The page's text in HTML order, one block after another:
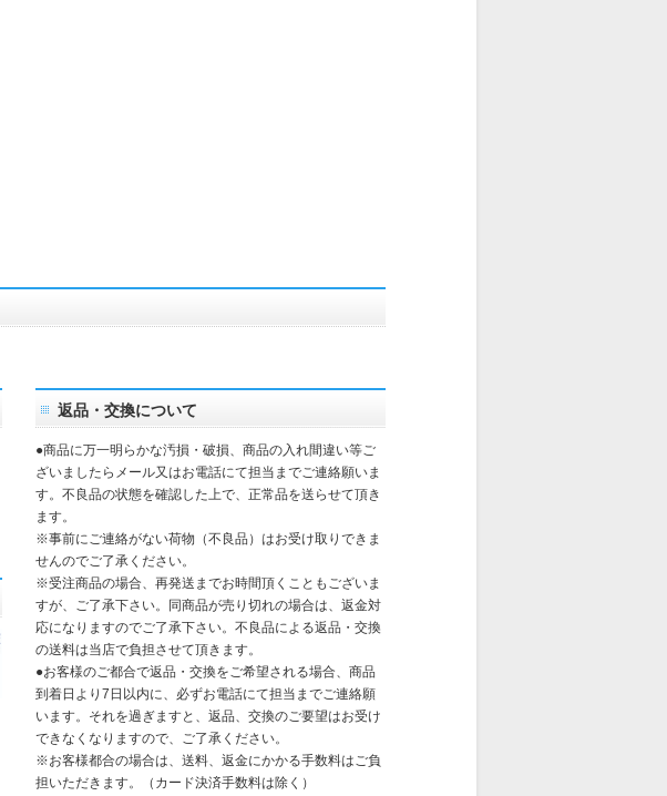
返品・交換について
●商品に万一明らかな汚損・破損、商品の入れ間違い等ご
ざいましたらメール又はお電話にて担当までご連絡願いま
す。不良品の状態を確認した上で、正常品を送らせて頂き
ます。
※事前にご連絡がない荷物（不良品）はお受け取りできま
せんのでご了承ください。
※受注商品の場合、再発送までお時間頂くこともございま
すが、ご了承下さい。同商品が売り切れの場合は、返金対
応になりますのでご了承下さい。不良品による返品・交換
の送料は当店で負担させて頂きます。
●お客様のご都合で返品・交換をご希望される場合、商品
到着日より7日以内に、必ずお電話にて担当までご連絡願
います。それを過ぎますと、返品、交換のご要望はお受け
できなくなりますので、ご了承ください。
※お客様都合の場合は、送料、返金にかかる手数料はご負
担いただきます。（カード決済手数料は除く）